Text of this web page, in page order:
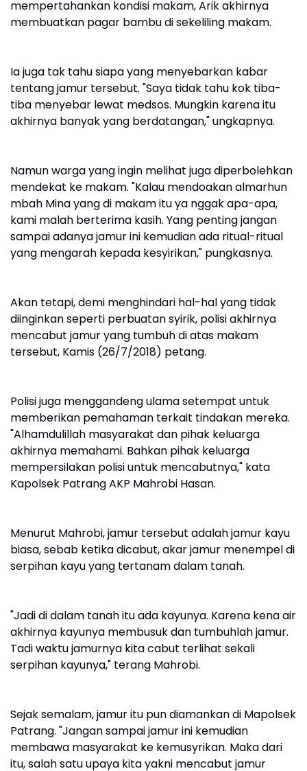
mempertahankan kondisi makam, Arik akhirnya
membuatkan pagar bambu di sekeliling makam.
Ia juga tak tahu siapa yang menyebarkan kabar
tentang jamur tersebut. "Saya tidak tahu kok tiba-
tiba menyebar lewat medsos. Mungkin karena itu
akhirnya banyak yang berdatangan," ungkapnya.
Namun warga yang ingin melihat juga diperbolehkan
mendekat ke makam. "Kalau mendoakan almarhun
mbah Mina yang di makam itu ya nggak apa-apa,
kami malah berterima kasih. Yang penting jangan
sampai adanya jamur ini kemudian ada ritual-ritual
yang mengarah kepada kesyirikan," pungkasnya.
Akan tetapi, demi menghindari hal-hal yang tidak
diinginkan seperti perbuatan syirik, polisi akhirnya
mencabut jamur yang tumbuh di atas makam
tersebut, Kamis (26/7/2018) petang.
Polisi juga menggandeng ulama setempat untuk
memberikan pemahaman terkait tindakan mereka.
"Alhamdulillah masyarakat dan pihak keluarga
akhirnya memahami. Bahkan pihak keluarga
mempersilakan polisi untuk mencabutnya," kata
Kapolsek Patrang AKP Mahrobi Hasan.
Menurut Mahrobi, jamur tersebut adalah jamur kayu
biasa, sebab ketika dicabut, akar jamur menempel di
serpihan kayu yang tertanam dalam tanah.
"Jadi di dalam tanah itu ada kayunya. Karena kena air
akhirnya kayunya membusuk dan tumbuhlah jamur.
Tadi waktu jamurnya kita cabut terlihat sekali
serpihan kayunya," terang Mahrobi.
Sejak semalam, jamur itu pun diamankan di Mapolsek
Patrang. "Jangan sampai jamur ini kemudian
membawa masyarakat ke kemusyrikan. Maka dari
itu, salah satu upaya kita yakni mencabut jamur